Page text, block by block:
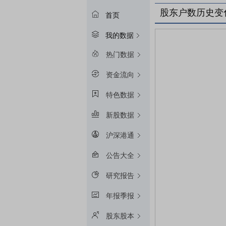
首页
我的数据
热门数据
资金流向
特色数据
新股数据
沪深港通
公告大全
研究报告
年报季报
股东股本
股东户数历史